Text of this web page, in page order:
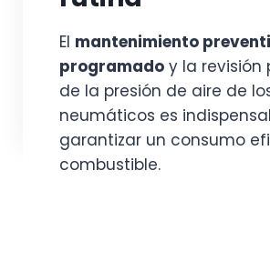
El mantenimiento
programado y la revisión
de la presión de aire de
neumáticos es
garantizar un consumo
combustible.